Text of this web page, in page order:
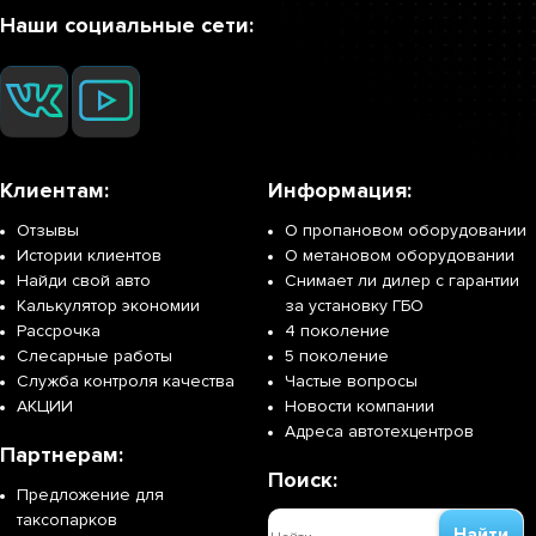
Наши социальные сети:
Клиентам:
Отзывы
Истории клиентов
Найди свой авто
Калькулятор экономии
Рассрочка
Слесарные работы
Служба контроля качества
АКЦИИ
Партнерам:
Предложение для
таксопарков
Информация:
О пропановом оборудовании
О метановом оборудовании
Снимает ли дилер с гарантии
за установку ГБО
4 поколение
5 поколение
Частые вопросы
Новости компании
Адреса автотехцентров
Поиск: